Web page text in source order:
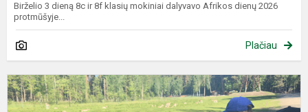
Birželio 3 dieną 8c ir 8f klasių mokiniai dalyvavo Afrikos dienų 2026
protmūšyje...
Plačiau